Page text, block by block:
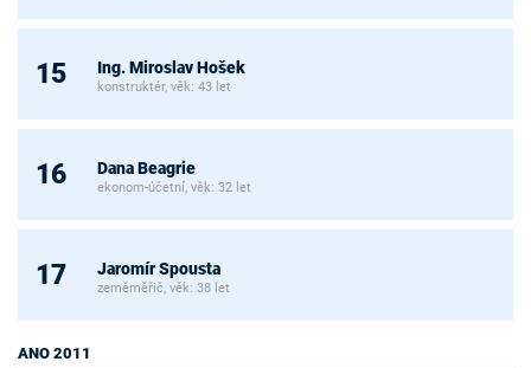
15 Ing. Miroslav Hošek
konstruktér, věk: 43 let
16 Dana Beagrie
ekonom-účetní, věk: 32 let
17 Jaromír Spousta
zeměměřič, věk: 38 let
ANO 2011